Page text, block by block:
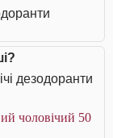
дезодоранти
чоловічий 50